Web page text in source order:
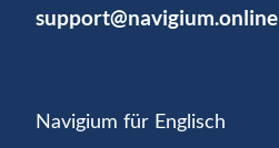
support@navigium.online
Navigium für Englisch